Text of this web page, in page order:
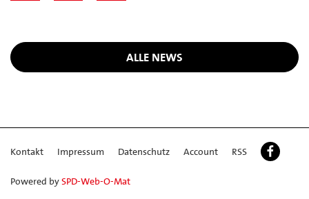
ALLE NEWS
Kontakt Impressum Datenschutz Account RSS
Powered bySPD-Web-O-Mat